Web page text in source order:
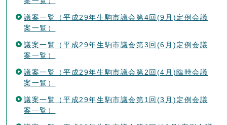
議案一覧（平成29年生駒市議会第4回(9月)定例会議
案一覧）
議案一覧（平成29年生駒市議会第3回(6月)定例会議
案一覧）
議案一覧（平成29年生駒市議会第2回(4月)臨時会議
案一覧）
議案一覧（平成29年生駒市議会第1回(3月)定例会議
案一覧）